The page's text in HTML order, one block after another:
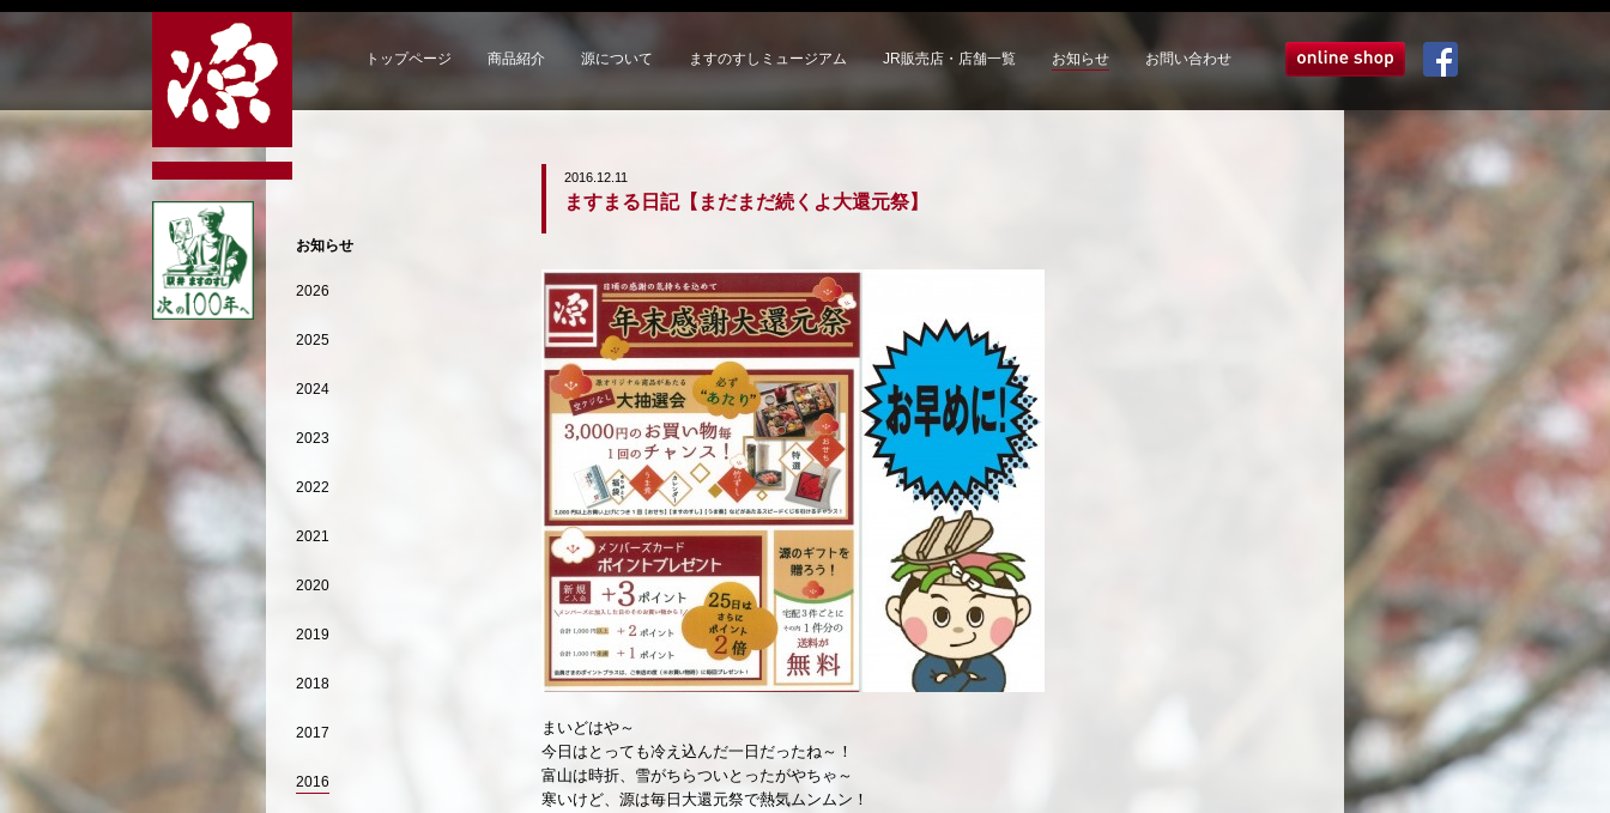
トップページ 商品紹介 源について ますのすしミュージアム JR販売店・店舗一覧 お知らせ お問い合わせ オンラインショップ
2016.12.11
ますまる日記【まだまだ続くよ大還元祭】
まいどはや～
今日はとっても冷え込んだ一日だったね～！
富山は時折、雪がちらついとったがやちゃ～
寒いけど、源は毎日大還元祭で熱気ムンムン！
お知らせ
2026
2025
2024
2023
2022
2021
2020
2019
2018
2017
2016